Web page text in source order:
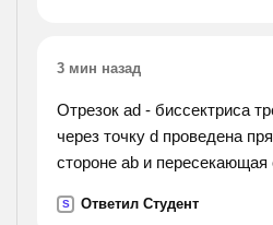
3 мин назад
Отрезок ad - биссектриса
через точку d проведена
стороне ab и пересекающая
72 градуса.
S Ответил Студент